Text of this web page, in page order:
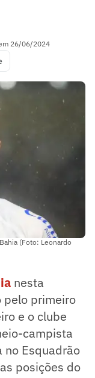
26/06/2024
(Foto: Leonardo
nesta
pelo primeiro
e o clube
campista
Esquadrão
posições do